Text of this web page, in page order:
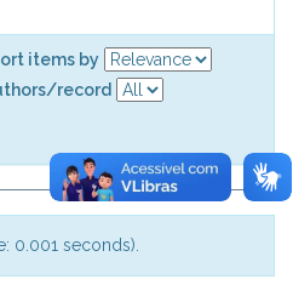
items by
record
0.001 seconds).